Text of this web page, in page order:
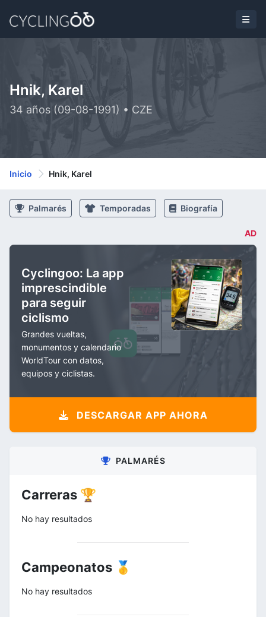
Hnik, Karel
34 años (09-08-1991) • CZE
Inicio Hnik, Karel
Palmarés Temporadas Biografía
AD
Cyclingoo: La app
imprescindible
para seguir
ciclismo
Grandes vueltas,
monumentos y calendario
WorldTour con datos,
equipos y ciclistas.
DESCARGAR APP AHORA
PALMARÉS
Carreras 🏆
No hay resultados
Campeonatos 🥇
No hay resultados